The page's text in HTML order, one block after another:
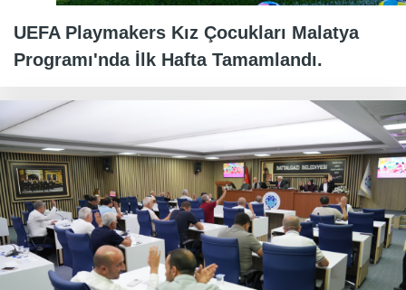
UEFA Playmakers Kız Çocukları Malatya
Programı'nda İlk Hafta Tamamlandı.